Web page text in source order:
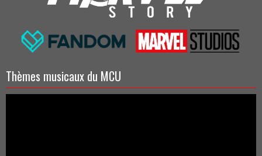
Thèmes musicaux du MCU